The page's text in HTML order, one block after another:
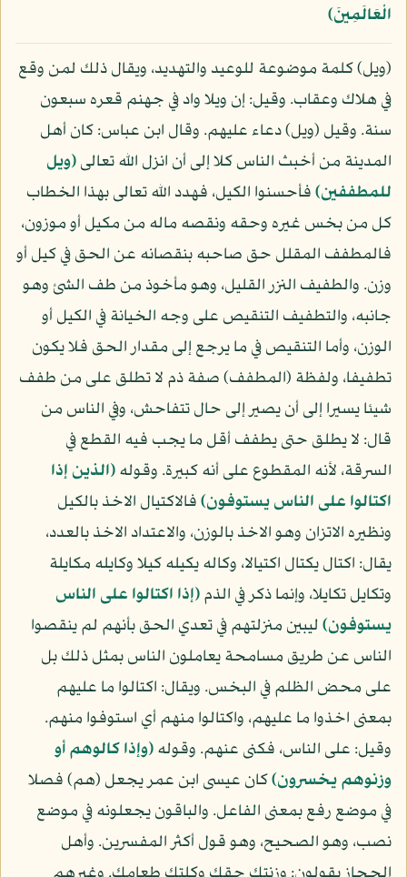
الْعَالَمِينَ﴾
(ويل) كلمة موضوعة للوعيد والتهديد، ويقال ذلك لمن وقع
في هلاك وعقاب. وقيل: إن ويلا واد في جهنم قعره سبعون
سنة. وقيل (ويل) دعاء عليهم. وقال ابن عباس: كان أهل
المدينة من أخبث الناس كلا إلى أن انزل الله تعالى(ويل
للمطففين)فأحسنوا الكيل، فهدد الله تعالى بهذا الخطاب
كل من بخس غيره وحقه ونقصه ماله من مكيل أو موزون،
فالمطفف المقلل حق صاحبه بنقصانه عن الحق في كيل أو
وزن. والطفيف النزر القليل، وهو مأخوذ من طف الشئ وهو
جانبه، والتطفيف التنقيص على وجه الخيانة في الكيل أو
الوزن، وأما التنقيص في ما يرجع إلى مقدار الحق فلا يكون
تطفيفا، ولفظة (المطفف) صفة ذم لا تطلق على من طفف
شيئا يسيرا إلى أن يصير إلى حال تتفاحش، وفي الناس من
قال: لا يطلق حتى يطفف أقل ما يجب فيه القطع في
السرقة، لأنه المقطوع على أنه كبيرة. وقوله(الذين إذا
اكتالوا على الناس يستوفون)فالاكتيال الاخذ بالكيل
ونظيره الاتزان وهو الاخذ بالوزن، والاعتداد الاخذ بالعدد،
يقال: اكتال يكتال اكتيالا، وكاله يكيله كيلا وكايله مكايلة
وتكايل تكايلا، وإنما ذكر في الذم(إذا اكتالوا على الناس
يستوفون)ليبين منزلتهم في تعدي الحق بأنهم لم ينقصوا
الناس عن طريق مسامحة يعاملون الناس بمثل ذلك بل
على محض الظلم في البخس. ويقال: اكتالوا ما عليهم
بمعنى اخذوا ما عليهم، واكتالوا منهم أي استوفوا منهم.
وقيل: على الناس، فكنى عنهم. وقوله(وإذا كالوهم أو
وزنوهم يخسرون)كان عيسى ابن عمر يجعل (هم) فصلا
في موضع رفع بمعنى الفاعل. والباقون يجعلونه في موضع
نصب، وهو الصحيح، وهو قول أكثر المفسرين. وأهل